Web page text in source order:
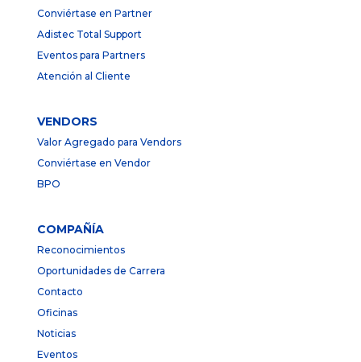
Conviértase en Partner
Adistec Total Support
Eventos para Partners
Atención al Cliente
VENDORS
Valor Agregado para Vendors
Conviértase en Vendor
BPO
COMPAÑÍA
Reconocimientos
Oportunidades de Carrera
Contacto
Oficinas
Noticias
Eventos